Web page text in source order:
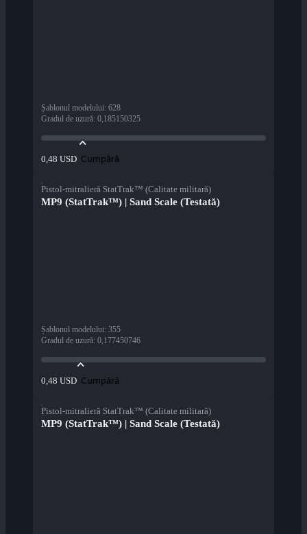
Șablonul modelului: 628
Gradul de uzură: 0,185150325
0,48 USD Cumpără
Pistol-mitralieră StatTrak™ (Calitate militară)
MP9 (StatTrak™) | Sand Scale (Testată)
Șablonul modelului: 355
Gradul de uzură: 0,177450746
0,48 USD Cumpără
Pistol-mitralieră StatTrak™ (Calitate militară)
MP9 (StatTrak™) | Sand Scale (Testată)